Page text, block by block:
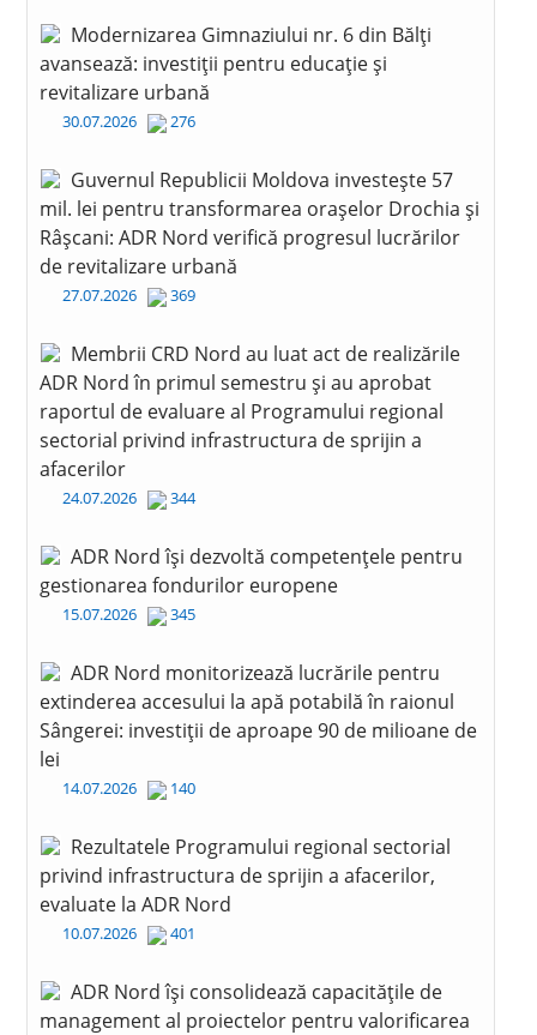
Modernizarea Gimnaziului nr. 6 din Bălți
avansează: investiții pentru educație și
revitalizare urbană
30.07.2026 276
Guvernul Republicii Moldova investește 57
mil. lei pentru transformarea orașelor Drochia și
Râșcani: ADR Nord verifică progresul lucrărilor
de revitalizare urbană
27.07.2026 369
Membrii CRD Nord au luat act de realizările
ADR Nord în primul semestru și au aprobat
raportul de evaluare al Programului regional
sectorial privind infrastructura de sprijin a
afacerilor
24.07.2026 344
ADR Nord își dezvoltă competențele pentru
gestionarea fondurilor europene
15.07.2026 345
ADR Nord monitorizează lucrările pentru
extinderea accesului la apă potabilă în raionul
Sângerei: investiții de aproape 90 de milioane de
lei
14.07.2026 140
Rezultatele Programului regional sectorial
privind infrastructura de sprijin a afacerilor,
evaluate la ADR Nord
10.07.2026 401
ADR Nord își consolidează capacitățile de
management al proiectelor pentru valorificarea